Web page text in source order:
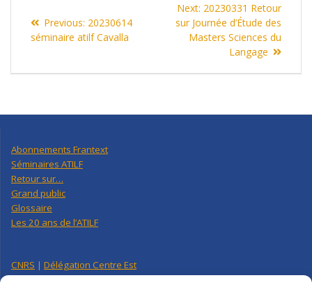
de
Previous: Previous
post:
20230614
séminaire atilf Cavalla
Next: Next
post:
20230331 Retour
sur Journée d’Étude des
Masters Sciences du
Langage
Abonnements Frantext
Séminaires ATILF
Retour sur…
Grand public
Glossaire
Les 20 ans de l’ATILF
CNRS | Délégation Centre Est
Université de Lorraine